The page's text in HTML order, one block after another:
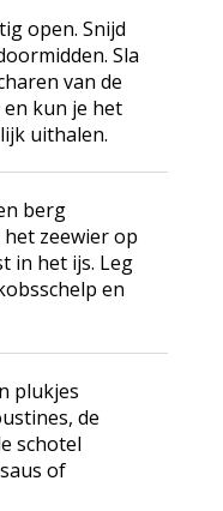
open. Snijd
Sla
van de
kun je het
uithalen.
berg
zeewier op
in het ijs. Leg
en
plukjes
de
schotel
of